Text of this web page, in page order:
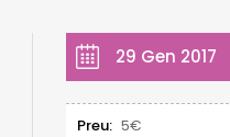
29 Gen 2017
Preu: 5€